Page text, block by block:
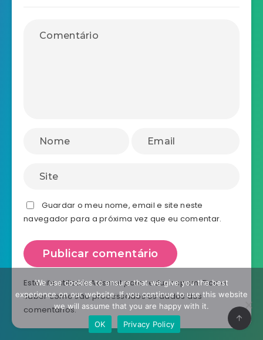
Guardar o meu nome, email e site neste
navegador para a próxima vez que eu comentar.
Este site utiliza o Akismet para reduzir spam.Fica a
saber como são processados os dados dos
comentários.
We use cookies to ensure that we give you the best
experience on our website. If you continue to use this website
we will assume that you are happy with it.
OK
Privacy Policy